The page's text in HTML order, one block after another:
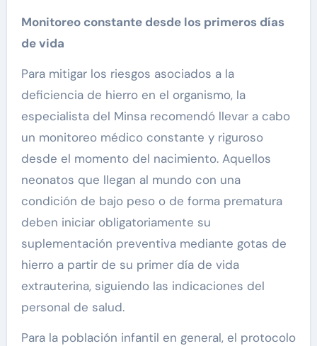
Monitoreo constante desde los primeros días
de vida
Para mitigar los riesgos asociados a la
deficiencia de hierro en el organismo, la
especialista del Minsa recomendó llevar a cabo
un monitoreo médico constante y riguroso
desde el momento del nacimiento. Aquellos
neonatos que llegan al mundo con una
condición de bajo peso o de forma prematura
deben iniciar obligatoriamente su
suplementación preventiva mediante gotas de
hierro a partir de su primer día de vida
extrauterina, siguiendo las indicaciones del
personal de salud.
Para la población infantil en general, el protocolo